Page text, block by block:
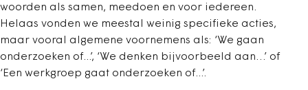
woorden als samen, meedoen en voor iedereen.
Helaas vonden we meestal weinig specifieke acties,
maar vooral algemene voornemens als: ‘We gaan
onderzoeken of...’, ‘We denken bijvoorbeeld aan…’ of
‘Een werkgroep gaat onderzoeken of...’.